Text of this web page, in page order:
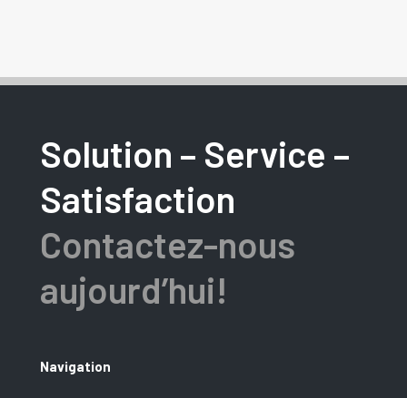
Solution – Service –
Satisfaction
Contactez-nous
aujourd’hui!
Navigation